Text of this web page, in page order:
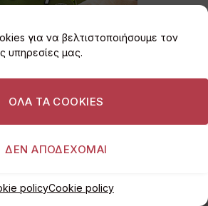
για να βελτιστοποιήσουμε τον
υπηρεσίες μας.
ΟΛΑ ΤΑ COOKIES
ΔΕΝ ΑΠΟΔΕΧΟΜΑΙ
policyCookie policy